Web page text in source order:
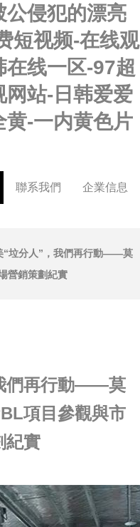
公侵犯的漂亮
短视频-在线观
线一区-97超
网站-日韩爱爱
黄-一内黄色片
聯系我們 企業信息
“垃分人”，我們再行動——莫
營銷策劃紀實
們再行動——莫
項目參觀與市
紀實